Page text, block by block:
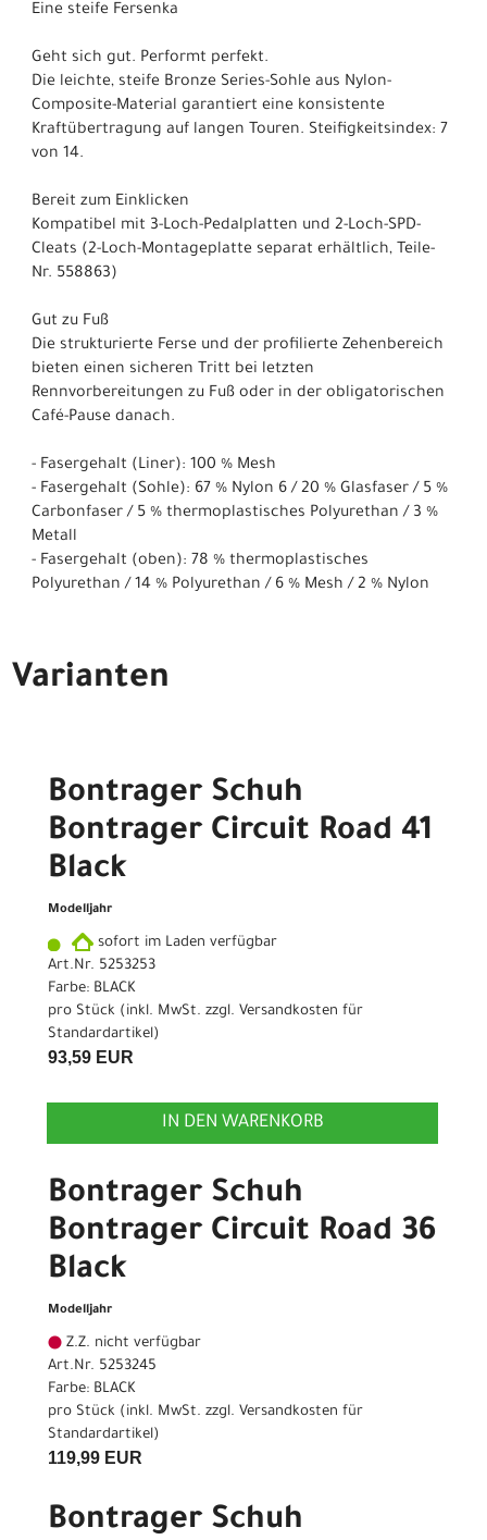
Eine steife Fersenka
Geht sich gut. Performt perfekt.
Die leichte, steife Bronze Series-Sohle aus Nylon-
Composite-Material garantiert eine konsistente
Kraftübertragung auf langen Touren. Steifigkeitsindex: 7
von 14.
Bereit zum Einklicken
Kompatibel mit 3-Loch-Pedalplatten und 2-Loch-SPD-
Cleats (2-Loch-Montageplatte separat erhältlich, Teile-
Nr. 558863)
Gut zu Fuß
Die strukturierte Ferse und der profilierte Zehenbereich
bieten einen sicheren Tritt bei letzten
Rennvorbereitungen zu Fuß oder in der obligatorischen
Café-Pause danach.
- Fasergehalt (Liner): 100 % Mesh
- Fasergehalt (Sohle): 67 % Nylon 6 / 20 % Glasfaser / 5 %
Carbonfaser / 5 % thermoplastisches Polyurethan / 3 %
Metall
- Fasergehalt (oben): 78 % thermoplastisches
Polyurethan / 14 % Polyurethan / 6 % Mesh / 2 % Nylon
Varianten
Bontrager Schuh
Bontrager Circuit Road 41
Black
Modelljahr
sofort im Laden verfügbar
Art.Nr. 5253253
Farbe: BLACK
pro Stück (inkl. MwSt. zzgl. Versandkosten für
Standardartikel)
93,59 EUR
IN DEN WARENKORB
Bontrager Schuh
Bontrager Circuit Road 36
Black
Modelljahr
Z.Z. nicht verfügbar
Art.Nr. 5253245
Farbe: BLACK
pro Stück (inkl. MwSt. zzgl. Versandkosten für
Standardartikel)
119,99 EUR
Bontrager Schuh